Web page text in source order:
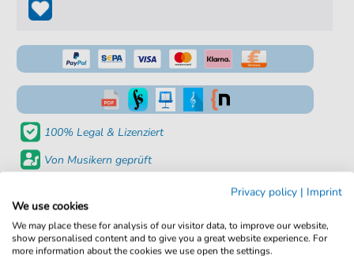
100% Legal & Lizenziert
Von Musikern geprüft
Sofortiger Download nach Kauf
Details
Privacy policy | Imprint
We use cookies
We may place these for analysis of our visitor data, to improve our website,
show personalised content and to give you a great website experience. For
more information about the cookies we use open the settings.